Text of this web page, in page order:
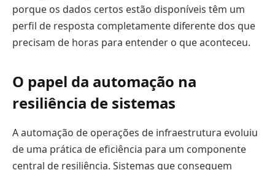
porque os dados certos estão disponíveis têm um
perfil de resposta completamente diferente dos que
precisam de horas para entender o que aconteceu.
O papel da automação na
resiliência de sistemas
A automação de operações de infraestrutura evoluiu
de uma prática de eficiência para um componente
central de resiliência. Sistemas que conseguem